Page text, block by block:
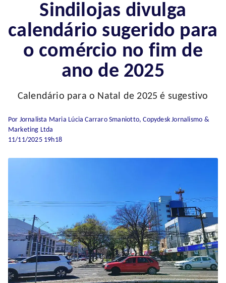
Sindilojas divulga
calendário sugerido para
o comércio no fim de
ano de 2025
Calendário para o Natal de 2025 é sugestivo
Por Jornalista Maria Lúcia Carraro Smaniotto, Copydesk Jornalismo &
Marketing Ltda
11/11/2025 19h18